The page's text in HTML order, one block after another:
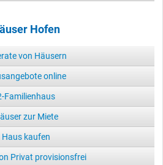
Hofen
von Häusern
online
Familienhaus
zur Miete
Haus kaufen
Privat provisionsfrei